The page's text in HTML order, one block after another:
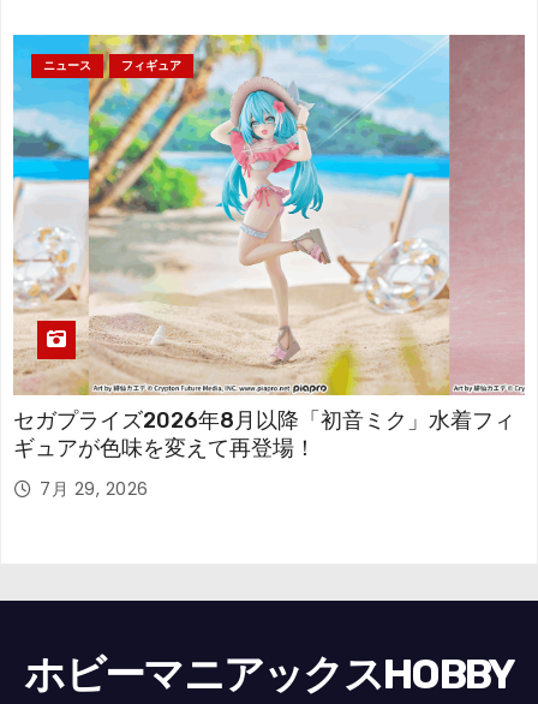
ニュース フィギュア
セガプライズ2026年8月以降「初音ミク」水着フィ
ギュアが色味を変えて再登場！
7月 29, 2026
ホビーマニアックスHOBBY